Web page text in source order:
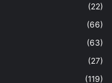
(22)
(66)
(63)
(27)
(119)